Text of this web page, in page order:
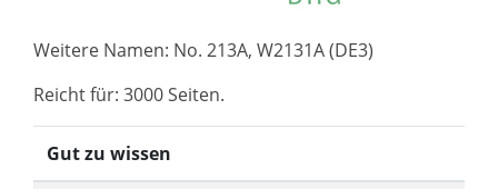
Weitere Namen: No. 213A, W2131A (DE3)
Reicht für: 3000 Seiten.
Gut zu wissen